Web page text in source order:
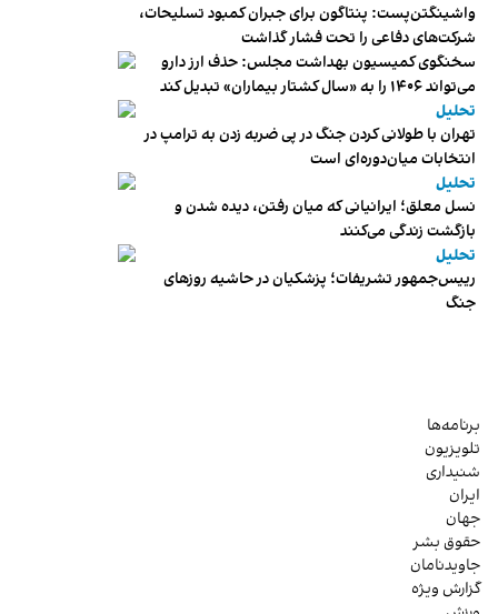
واشینگتن‌پست: پنتاگون برای جبران کمبود تسلیحات،
شرکت‌های دفاعی را تحت فشار گذاشت
سخنگوی کمیسیون بهداشت مجلس: حذف ارز دارو
می‌تواند ۱۴۰۶ را به «سال کشتار بیماران» تبدیل کند
تحلیل
تهران با طولانی کردن جنگ در پی ضربه زدن به ترامپ در
انتخابات میان‌دوره‌ای است
تحلیل
نسل معلق؛ ایرانیانی که میان رفتن، دیده شدن و
بازگشت زندگی می‌کنند
تحلیل
رییس‌جمهور تشریفات؛ پزشکیان در حاشیه روزهای
جنگ
برنامه‌ها
تلویزیون
شنیداری
ایران
جهان
حقوق بشر
جاویدنامان
گزارش ویژه